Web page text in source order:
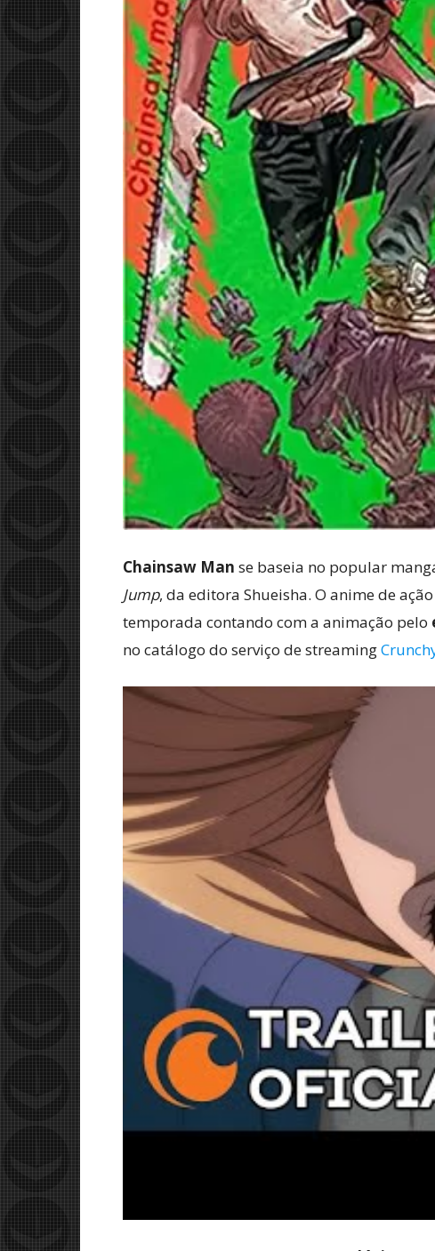
Chainsaw Man se baseia no popular
Jump, da editora Shueisha. O anime de
temporada contando com a animação pelo
no catálogo do serviço de streaming